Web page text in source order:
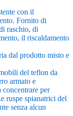
con il
Fornito di
raschio, di
il riscaldamento
dal prodotto misto e
del teflon da
armato e
per
ruspe spianatrici del
senza alcun